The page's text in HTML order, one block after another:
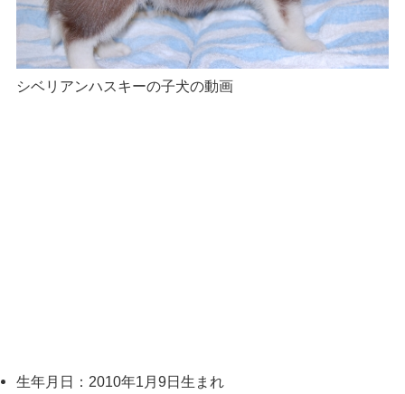
シベリアンハスキーの子犬の動画
生年月日：2010年1月9日生まれ